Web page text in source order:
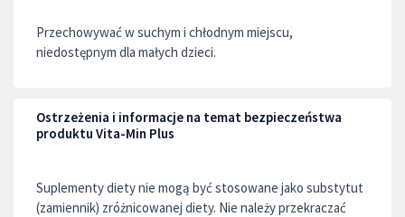
Przechowywać w suchym i chłodnym miejscu,
niedostępnym dla małych dzieci.
Ostrzeżenia i informacje na temat bezpieczeństwa
produktu Vita-Min Plus
Suplementy diety nie mogą być stosowane jako substytut
(zamiennik) zróżnicowanej diety. Nie należy przekraczać